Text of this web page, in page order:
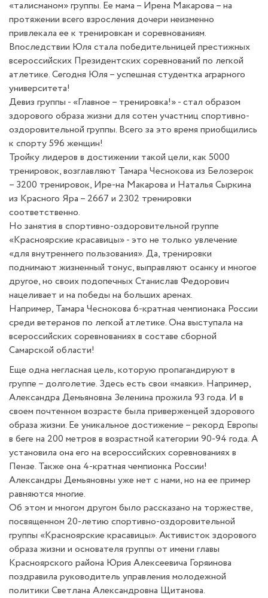
«талисманом» группы. Ее мама – Ирена Макарова – на
протяжении всего взросления дочери неизменно
привлекала ее к тренировкам и соревнованиям.
Впоследствии Юля стала победительницей престижных
всероссийских Президентских соревнований по легкой
атлетике. Сегодня Юля – успешная студентка аграрного
университета!
Девиз группы - «Главное – тренировка!» - стал образом
здорового образа жизни для сотен участниц спортивно-
оздоровительной группы. Всего за это время приобщились
к спорту 596 женщин!
Тройку лидеров в достижении такой цели, как 5000
тренировок, возглавляют Тамара Чеснокова из Белозерок
– 3200 тренировок, Ире-на Макарова и Наталья Сыркина
из Красного Яра – 2667 и 2302 тренировки
соответственно.
Но занятия в спортивно-оздоровительной группе
«Красноярские красавицы» - это не только увлечение
«для внутреннего пользования». Да, тренировки
поднимают жизненный тонус, выправляют осанку и многое
другое, но своих подопечных Станислав Федорович
нацеливает и на победы на больших аренах.
Например, Тамара Чеснокова 6-кратная чемпионака России
среди ветеранов по легкой атлетике. Она выступала на
всероссийских соревнованиях в составе сборной
Самарской области!
Еще одна негласная цель, которую пропагандируют в
группе – долголетие. Здесь есть свои «маяки». Например,
Александра Демьяновна Зеленина прожила 93 года. И в
своем почтенном возрасте была приверженцей здорового
образа жизни. Ее уникальное достижение – рекорд Европы
в беге на 200 метров в возрастной категории 90-94 года. А
установила она его на всероссийских соревнованиях в
Пензе. Также она 4-кратная чемпионка России!
Александры Демьяновны уже нет с нами, но на ее пример
равняются многие.
Об этом и многом другом было рассказано на торжестве,
посвященном 20-летию спортивно-оздоровительной
группы «Красноярские красавицы». Активисток здорового
образа жизни и основателя группы от имени главы
Красноярского района Юрия Алексеевича Горяинова
поздравила руководитель управления молодежной
политики Светлана Александровна Щитанова.